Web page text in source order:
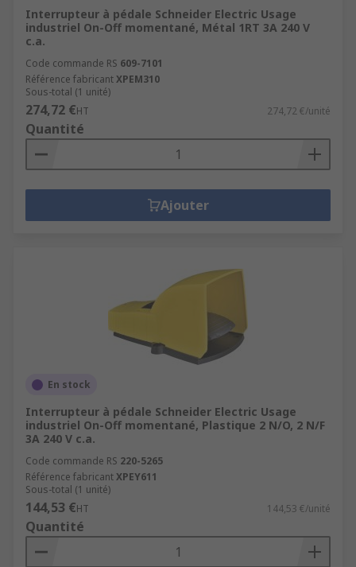
Interrupteur à pédale Schneider Electric Usage
industriel On-Off momentané, Métal 1RT 3A 240 V
c.a.
Code commande RS 609-7101
Référence fabricantXPEM310
Sous-total (1 unité)
274,72 €HT 274,72 €/unité
Quantité
Ajouter
En stock
Interrupteur à pédale Schneider Electric Usage
industriel On-Off momentané, Plastique 2 N/O, 2 N/F
3A 240 V c.a.
Code commande RS 220-5265
Référence fabricantXPEY611
Sous-total (1 unité)
144,53 €HT 144,53 €/unité
Quantité